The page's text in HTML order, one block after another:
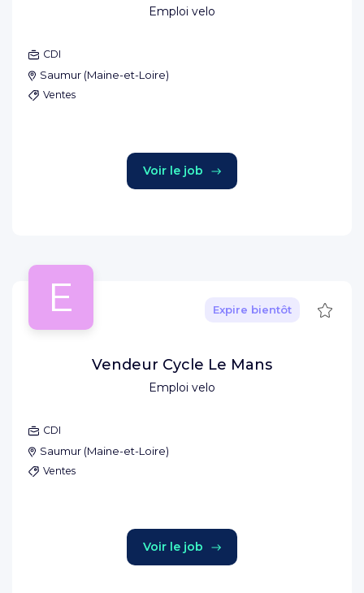
Emploi velo
CDI
Saumur (Maine-et-Loire)
Ventes
Voir le job
E
Emploi velo
Expire bientôt
Vendeur Cycle Le Mans
CDI
Saumur (Maine-et-Loire)
Ventes
Voir le job